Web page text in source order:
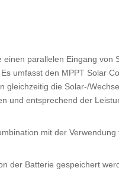
parallelen Eingang
umfasst den MPPT Solar
gleichzeitig die Solar-/
und entsprechend der
mit der
der Batterie gespeichert